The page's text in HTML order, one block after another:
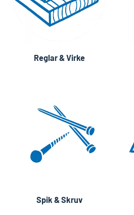
Reglar & Virke
Spik & Skruv